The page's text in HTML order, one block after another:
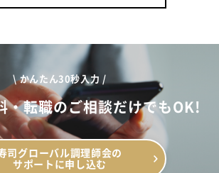
\ かんたん30秒入力 /
・転職のご相談だけでもOK!
司グローバル調理師会の
サポートに申し込む